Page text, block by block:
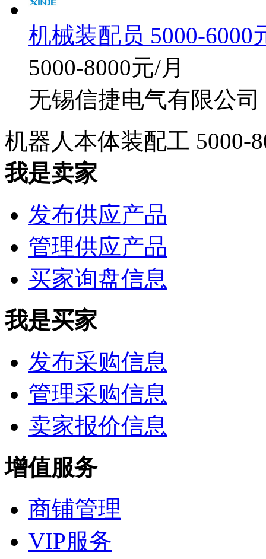
机械装配员 5000-6000
5000-8000元/月
无锡信捷电气有限公司
机器人本体装配工 5000-
我是卖家
发布供应产品
管理供应产品
买家询盘信息
我是买家
发布采购信息
管理采购信息
卖家报价信息
增值服务
商铺管理
VIP服务